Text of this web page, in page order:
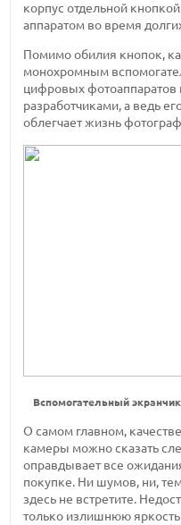
корпус отдельной
аппаратом во время
Помимо обилия кнопок,
монохромным
цифровых фотоаппаратов
разработчиками, а ведь
облегчает жизнь
Вспомогательный экранчик
О самом главном,
камеры можно сказать
оправдывает все
покупке. Ни шумов, ни,
здесь не встретите.
только излишнюю яркость